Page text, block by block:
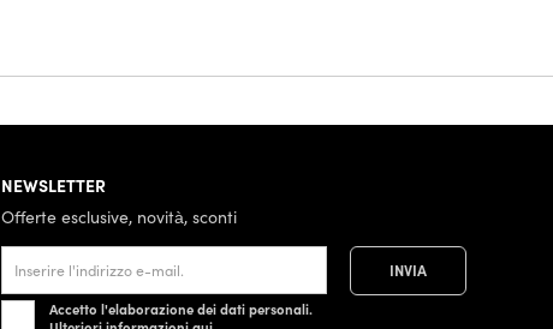
NEWSLETTER
Offerte esclusive, novità, sconti
Accetto l'elaborazione dei dati personali.